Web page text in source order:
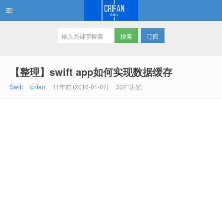
订阅
【整理】swift app如何实现数据缓存
Swift crifan 11年前 (2016-01-07) 3021浏览